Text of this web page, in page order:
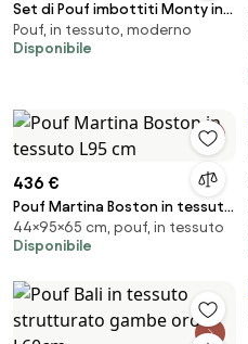
Set di Pouf imbottiti Monty in
grigio/oro
Pouf, in tessuto, moderno
Disponibile
436 €
Pouf Martina Boston in tessuto
L95 cm
44×95×65 cm, pouf, in tessuto
Disponibile